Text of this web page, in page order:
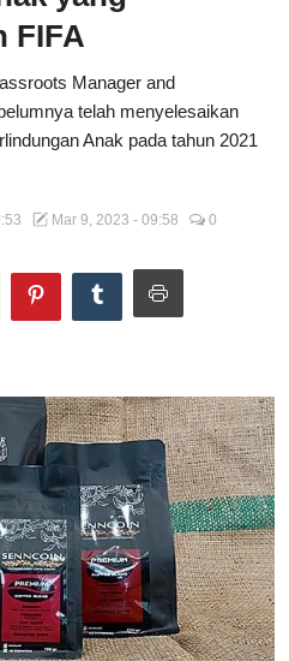
FIFA
Manager and
telah menyelesaikan
Anak pada tahun 2021
Mar 9, 2023 - 09:58 0